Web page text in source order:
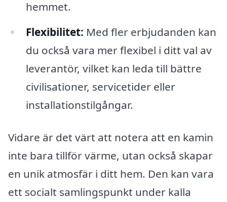
hemmet.
Flexibilitet: Med fler erbjudanden kan
du också vara mer flexibel i ditt val av
leverantör, vilket kan leda till bättre
civilisationer, servicetider eller
installationstilgångar.
Vidare är det värt att notera att en kamin
inte bara tillför värme, utan också skapar
en unik atmosfär i ditt hem. Den kan vara
ett socialt samlingspunkt under kalla